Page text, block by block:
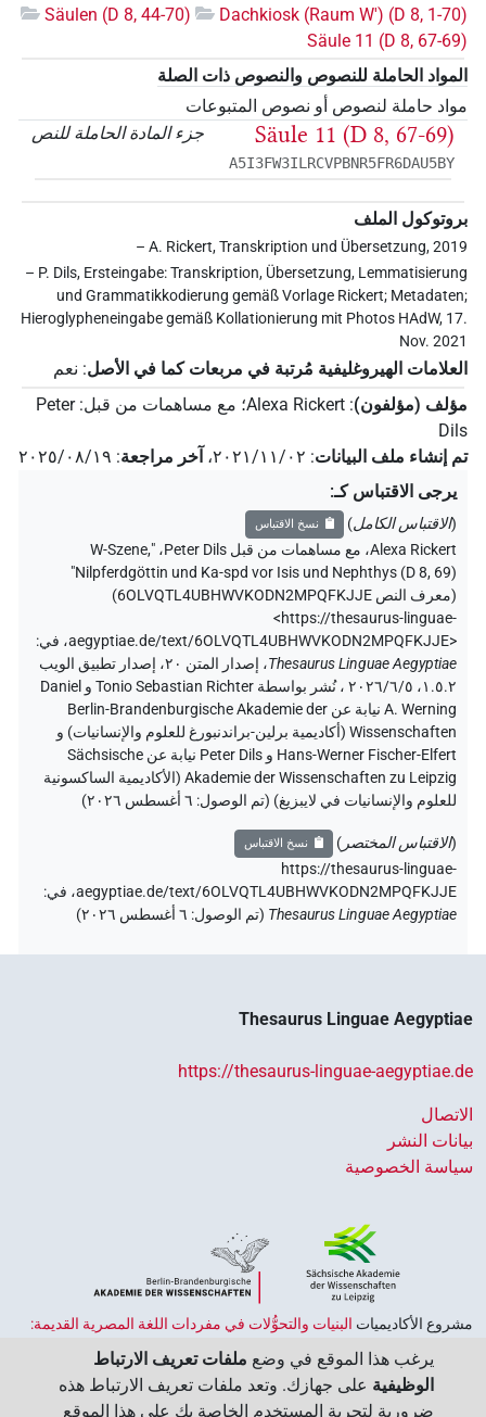
Dachkiosk (Raum W') (D 8, 1-70)
Säulen (D 8, 44-70)
Säule 11 (D 8, 67-69)
المواد الحاملة للنصوص والنصوص ذات الصلة
مواد حاملة لنصوص أو نصوص المتبوعات
جزء المادة الحاملة للنص
Säule 11 (D 8, 67-69)
A5I3FW3ILRCVPBNR5FR6DAU5BY
بروتوكول الملف
– A. Rickert, Transkription und Übersetzung, 2019
– P. Dils, Ersteingabe: Transkription, Übersetzung, Lemmatisierung
und Grammatikkodierung gemäß Vorlage Rickert; Metadaten;
Hieroglypheneingabe gemäß Kollationierung mit Photos HAdW, 17.
Nov. 2021
العلامات الهيروغليفية مُرتبة في مربعات كما في الأصل: نعم
مؤلف (مؤلفون):
Alexa Rickert؛ مع مساهمات من قبل:
Peter
Dils
تم إنشاء ملف البيانات: ٢٠٢١/١١/٠٢، آخر مراجعة: ٢٠٢٥/٠٨/١٩
يرجى الاقتباس كـ:
(الاقتباس الكامل) نسخ الاقتباس
Alexa Rickert، مع مساهمات من قبل Peter Dils، "W-Szene,
Nilpferdgöttin und Ka-spd vor Isis und Nephthys (D 8, 69)"
(معرف النص 6OLVQTL4UBHWVKODN2MPQFKJJE
)
<https://thesaurus-linguae-
aegyptiae.de/text/6OLVQTL4UBHWVKODN2MPQFKJJE>، في:
Thesaurus Linguae Aegyptiae،
إصدار المتن ٢٠، إصدار تطبيق الويب
۱.٥.٢، ٢٠٢٦/٦/٥ ، نُشر بواسطة Tonio Sebastian Richter و Daniel
A. Werning نيابة عن Berlin-Brandenburgische Akademie der
Wissenschaften (أكاديمية برلين-براندنبورغ للعلوم والإنسانيات) و
Hans-Werner Fischer-Elfert و Peter Dils نيابة عن Sächsische
Akademie der Wissenschaften zu Leipzig (الأكاديمية الساكسونية
للعلوم والإنسانيات في لايبزيغ) (تم الوصول: ٦ أغسطس ٢٠٢٦ )
(الاقتباس المختصر ) نسخ الاقتباس
https://thesaurus-linguae-
aegyptiae.de/text/6OLVQTL4UBHWVKODN2MPQFKJJE، في:
Thesaurus Linguae Aegyptiae
(تم الوصول: ٦ أغسطس ٢٠٢٦ )
Thesaurus Linguae Aegyptiae
https://thesaurus-linguae-aegyptiae.de
الاتصال
بيانات النشر
سياسة الخصوصية
مشروع الأكاديميات ‏ البنيات والتحوُّلات في مفردات اللغة المصرية القديمة:
الممول من قبل الحكومة الاتحادية وحكومات الولايات بجمهورية ألمانيا
الاتحادية، وهو يهدف إلى الحفاظ على تراثنا الثقافي واسترجاعه واستكشافه.
يُنسَّق البرنامج من قِبلاتحاد الأكاديميات الألمانية للعلوم والإنسانيات‏.
يرغب هذا الموقع في وضع ملفات تعريف الارتباط
الوظيفية على جهازك. وتعد ملفات تعريف الارتباط هذه
ضرورية لتجربة المستخدم الخاصة بك على هذا الموقع